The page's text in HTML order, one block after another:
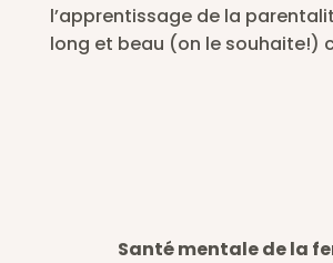
l’apprentissage de la
long et beau (on le souhaite!)
Santé mentale de la